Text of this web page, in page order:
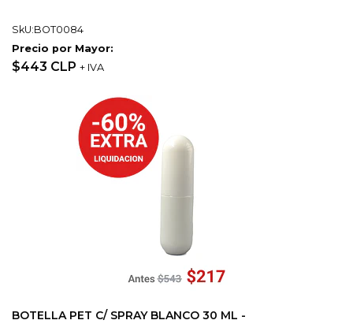
SkU:BOT0084
Precio por Mayor:
$443 CLP + IVA
BOTELLA PET C/ SPRAY BLANCO 30 ML -